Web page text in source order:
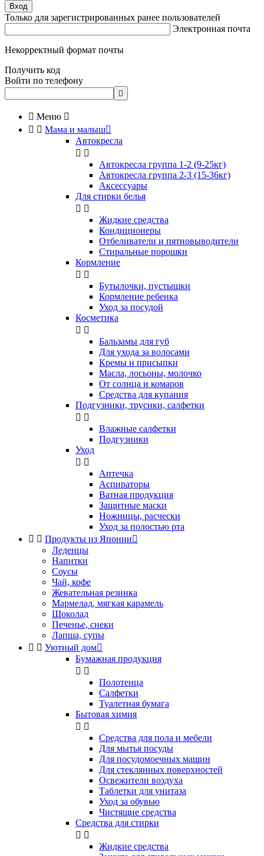
Вход
Только для зарегистрированных ранее пользователей
Электронная почта
Некорректный формат почты
Получить код
Войти по телефону

 Меню 
  Мама и малыш
Автокресла
 
Автокресла группа 1-2 (9-25кг)
Автокресла группа 2-3 (15-36кг)
Аксессуары
Для стирки белья
 
Жидкие средства
Кондиционеры
Отбеливатели и пятновыводители
Стиральные порошки
Кормление
 
Бутылочки, пустышки
Кормление ребенка
Уход за посудой
Косметика
 
Бальзамы для губ
Для ухода за волосами
Кремы и присыпки
Масла, лосьоны, молочко
От солнца и комаров
Средства для купания
Подгузники, трусики, салфетки
 
Влажные салфетки
Подгузники
Уход
 
Аптечка
Аспираторы
Ватная продукция
Защитные маски
Ножницы, расчески
Уход за полостью рта
  Продукты из Японии
Леденцы
Напитки
Соусы
Чай, кофе
Жевательная резинка
Мармелад, мягкая карамель
Шоколад
Печенье, снеки
Лапша, супы
  Уютный дом
Бумажная продукция
 
Полотенца
Салфетки
Туалетная бумага
Бытовая химия
 
Cредства для пола и мебели
Для мытья посуды
Для посудомоечных машин
Для стеклянных поверхностей
Освежители воздуха
Таблетки для унитаза
Уход за обувью
Чистящие средства
Средства для стирки
 
Жидкие средства